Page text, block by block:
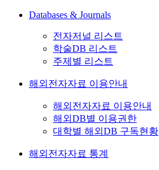
Databases & Journals
전자저널 리스트
학술DB 리스트
주제별 리스트
해외전자자료 이용안내
해외전자자료 이용안내
해외DB별 이용권한
대학별 해외DB 구독현황
해외전자자료 통계